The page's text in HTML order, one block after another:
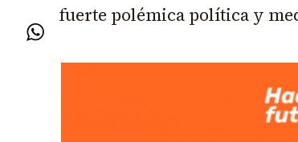
fuerte polémica política y